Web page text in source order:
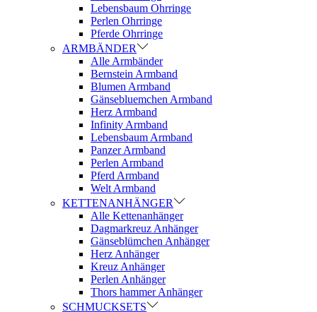
Lebensbaum Ohrringe
Perlen Ohrringe
Pferde Ohrringe
ARMBÄNDER
Alle Armbänder
Bernstein Armband
Blumen Armband
Gänsebluemchen Armband
Herz Armband
Infinity Armband
Lebensbaum Armband
Panzer Armband
Perlen Armband
Pferd Armband
Welt Armband
KETTENANHÄNGER
Alle Kettenanhänger
Dagmarkreuz Anhänger
Gänseblümchen Anhänger
Herz Anhänger
Kreuz Anhänger
Perlen Anhänger
Thors hammer Anhänger
SCHMUCKSETS